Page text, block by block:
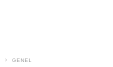
GENEL